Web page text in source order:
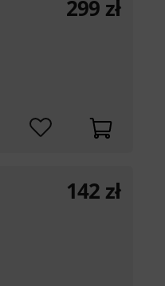
299 zł
142 zł